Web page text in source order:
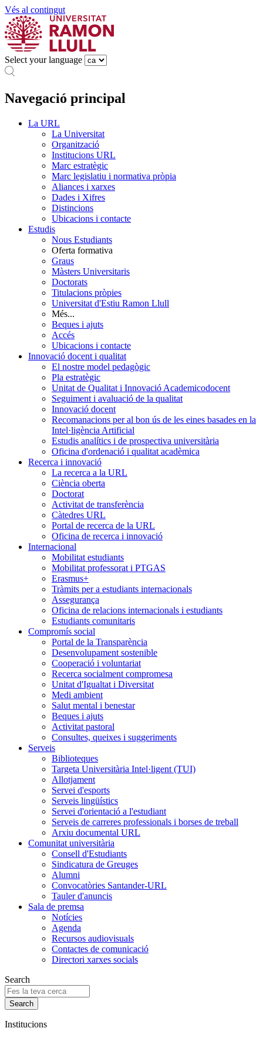
Vés al contingut
Select your language
Navegació principal
La URL
La Universitat
Organització
Institucions URL
Marc estratègic
Marc legislatiu i normativa pròpia
Aliances i xarxes
Dades i Xifres
Distincions
Ubicacions i contacte
Estudis
Nous Estudiants
Oferta formativa
Graus
Màsters Universitaris
Doctorats
Titulacions pròpies
Universitat d'Estiu Ramon Llull
Més...
Beques i ajuts
Accés
Ubicacions i contacte
Innovació docent i qualitat
El nostre model pedagògic
Pla estratègic
Unitat de Qualitat i Innovació Academicodocent
Seguiment i avaluació de la qualitat
Innovació docent
Recomanacions per al bon ús de les eines basades en la
Intel·ligència Artificial
Estudis analítics i de prospectiva universitària
Oficina d'ordenació i qualitat acadèmica
Recerca i innovació
La recerca a la URL
Ciència oberta
Doctorat
Activitat de transferència
Càtedres URL
Portal de recerca de la URL
Oficina de recerca i innovació
Internacional
Mobilitat estudiants
Mobilitat professorat i PTGAS
Erasmus+
Tràmits per a estudiants internacionals
Assegurança
Oficina de relacions internacionals i estudiants
Estudiants comunitaris
Compromís social
Portal de la Transparència
Desenvolupament sostenible
Cooperació i voluntariat
Recerca socialment compromesa
Unitat d'Igualtat i Diversitat
Medi ambient
Salut mental i benestar
Beques i ajuts
Activitat pastoral
Consultes, queixes i suggeriments
Serveis
Biblioteques
Targeta Universitària Intel·ligent (TUI)
Allotjament
Servei d'esports
Serveis lingüístics
Servei d'orientació a l'estudiant
Serveis de carreres professionals i borses de treball
Arxiu documental URL
Comunitat universitària
Consell d'Estudiants
Sindicatura de Greuges
Alumni
Convocatòries Santander-URL
Tauler d'anuncis
Sala de premsa
Notícies
Agenda
Recursos audiovisuals
Contactes de comunicació
Directori xarxes socials
Search
Institucions